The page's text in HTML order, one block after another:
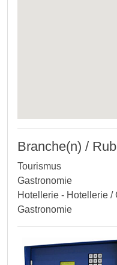
Branche(n) /
Tourismus
Gastronomie
Hotellerie - Hotellerie /
Gastronomie